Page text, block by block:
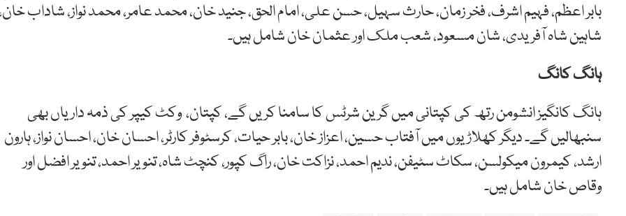
بابر اعظم، فہیم اشرف، فخر زمان، حارث سہیل، حسن علی، امام الحق، جنید خان، محمد عامر، محمد نواز، شاداب
شاہین شاہ آفریدی، شان مسعود، شعب ملک اور عثمان خان شامل ہیں۔
ہانگ کانگ
ہانگ کانگیز انشومن رتھ کی کپتانی میں گرین شرٹس کا سامنا کریں گے، کپتان، وکٹ کیپر کی ذمہ داریاں بھی
سنبھالیں گے۔ دیگر کھلاڑیوں میں آفتاب حسین، اعزاز خان، بابر حیات، کرسٹوفر کارٹر، احسان خان، احسان نواز، ہارون
ارشد، کیمرون میکولسن، سکاٹ سٹیفن، ندیم احمد، نزاکت خان، راگ کپور، کنچٹ شاہ، تنویر احمد، تنویر افضل اور
وقاص خان شامل ہیں۔